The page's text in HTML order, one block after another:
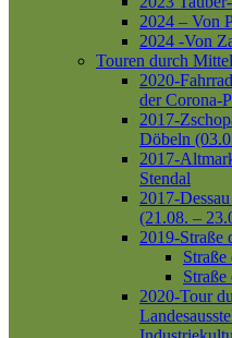
2024 – Von
2024 -Von
Touren durch
2020-
der Corona-
2017-
Döbeln
2017-
Stendal
2017-
(21.08. –
2019-Straße
2020-Tour